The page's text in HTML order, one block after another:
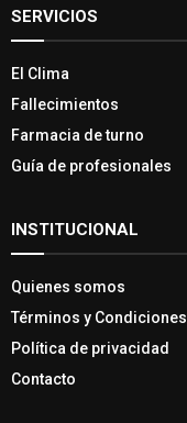
SERVICIOS
El Clima
Fallecimientos
Farmacia de turno
Guía de profesionales
INSTITUCIONAL
Quienes somos
Términos y Condiciones
Política de privacidad
Contacto